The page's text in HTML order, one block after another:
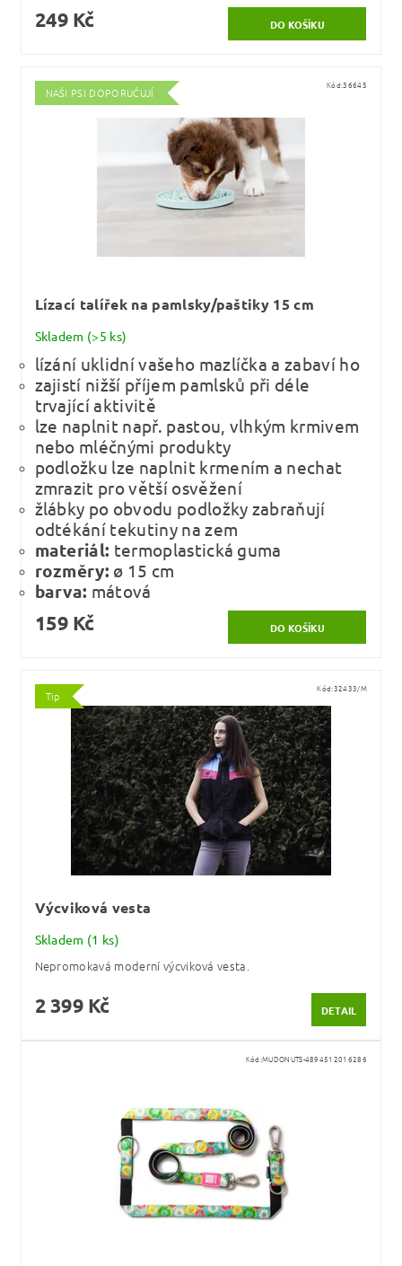
249 Kč
NAŠI PSI DOPORUČUJÍ
Kód:36645
Lízací talířek na pamlsky/paštiky 15 cm
Skladem (>5 ks)
lízání uklidní vašeho mazlíčka a zabaví ho
zajistí nižší příjem pamlsků při déle
trvající aktivitě
lze naplnit např. pastou, vlhkým krmivem
nebo mléčnými produkty
podložku lze naplnit krmením a nechat
zmrazit pro větší osvěžení
žlábky po obvodu podložky zabraňují
odtékání tekutiny na zem
materiál: termoplastická guma
rozměry: ø 15 cm
barva: mátová
159 Kč
Tip
Kód:32433/M
Výcviková vesta
Skladem (1 ks)
Nepromokavá moderní výcviková vesta.
2 399 Kč DETAIL
Kód:MUDONUTS-4894512016286